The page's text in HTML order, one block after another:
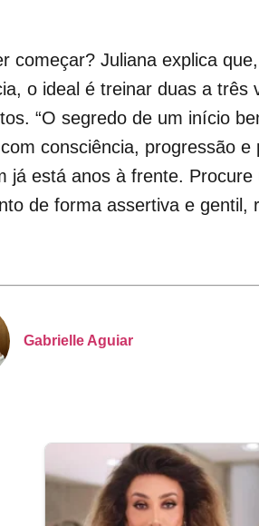
começar? Juliana explica
o ideal é treinar duas a três
“O segredo de um início
consciência, progressão e
está anos à frente. Procure
de forma assertiva e gentil,
Gabrielle Aguiar